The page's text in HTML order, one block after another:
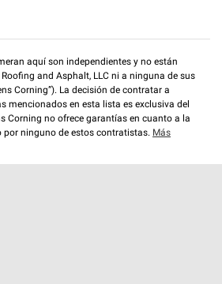
aquí son independientes y no están
and Asphalt, LLC ni a ninguna de sus
Corning”). La decisión de contratar a
mencionados en esta lista es exclusiva del
Corning no ofrece garantías en cuanto a la
ninguno de estos contratistas. Más